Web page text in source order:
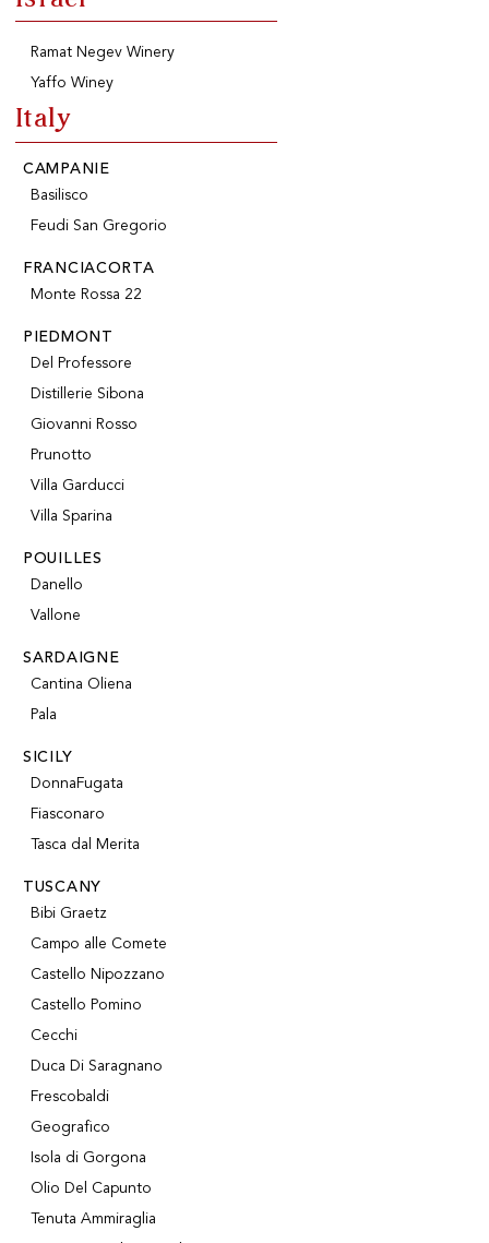
Ramat Negev Winery
Yaffo Winey
Italy
CAMPANIE
Basilisco
Feudi San Gregorio
FRANCIACORTA
Monte Rossa 22
PIEDMONT
Del Professore
Distillerie Sibona
Giovanni Rosso
Prunotto
Villa Garducci
Villa Sparina
POUILLES
Danello
Vallone
SARDAIGNE
Cantina Oliena
Pala
SICILY
DonnaFugata
Fiasconaro
Tasca dal Merita
TUSCANY
Bibi Graetz
Campo alle Comete
Castello Nipozzano
Castello Pomino
Cecchi
Duca Di Saragnano
Frescobaldi
Geografico
Isola di Gorgona
Olio Del Capunto
Tenuta Ammiraglia